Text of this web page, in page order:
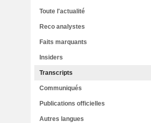
Toute l'actualité
Reco analystes
Faits marquants
Insiders
Transcripts
Communiqués
Publications officielles
Autres langues